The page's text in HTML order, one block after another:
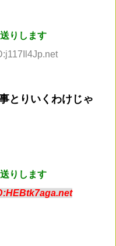
りします
とりいくわけじゃ
りします